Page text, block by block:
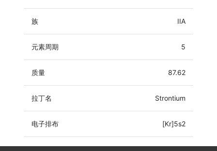
族 IIA
元素周期 5
质量 87.62
拉丁名 Strontium
电子排布 [Kr]5s2